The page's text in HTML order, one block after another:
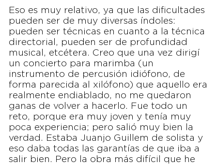
Eso es muy relativo, ya que las dificultades
pueden ser de muy diversas índoles:
pueden ser técnicas en cuanto a la técnica
directorial, pueden ser de profundidad
musical, etcétera. Creo que una vez dirigí
un concierto para marimba (un
instrumento de percusión idiófono, de
forma parecida al xilófono) que aquello era
realmente endiablado, no me quedaron
ganas de volver a hacerlo. Fue todo un
reto, porque era muy joven y tenía muy
poca experiencia; pero salió muy bien la
verdad. Estaba Juanjo Guillem de solista y
eso daba todas las garantías de que iba a
salir bien. Pero la obra más difícil que he